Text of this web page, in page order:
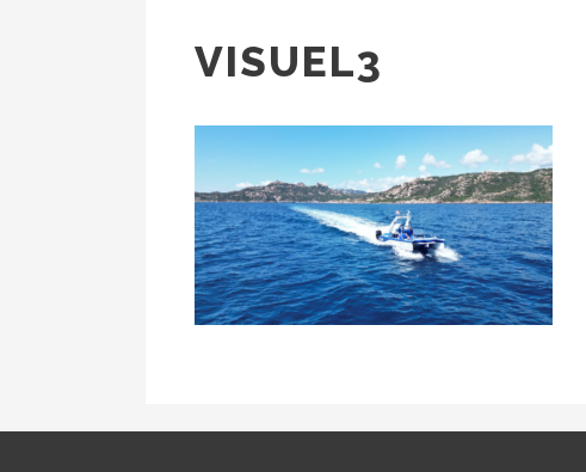
VISUEL3